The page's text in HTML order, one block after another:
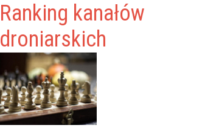
Ranking kanałów
droniarskich